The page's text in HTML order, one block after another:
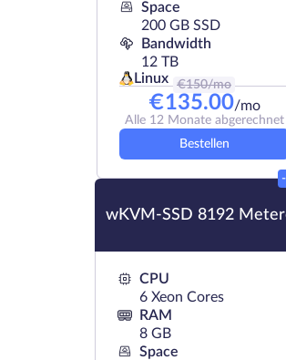
Space
200 GB SSD
Bandwidth
12 TB
Linux
€150/mo
€135.00/mo
Alle 12 Monate abgerechnet
Bestellen
wKVM-SSD 8192
CPU
6 Xeon Cores
RAM
8 GB
Space